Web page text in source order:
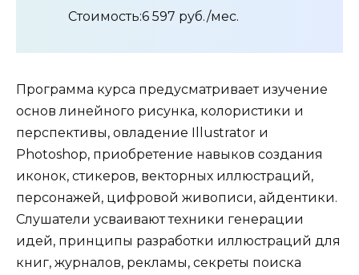
Стоимость:6 597 руб./мес.
Программа курса предусматривает изучение
основ линейного рисунка, колористики и
перспективы, овладение Illustrator и
Photoshop, приобретение навыков создания
иконок, стикеров, векторных иллюстраций,
персонажей, цифровой живописи, айдентики.
Слушатели усваивают техники генерации
идей, принципы разработки иллюстраций для
книг, журналов, рекламы, секреты поиска